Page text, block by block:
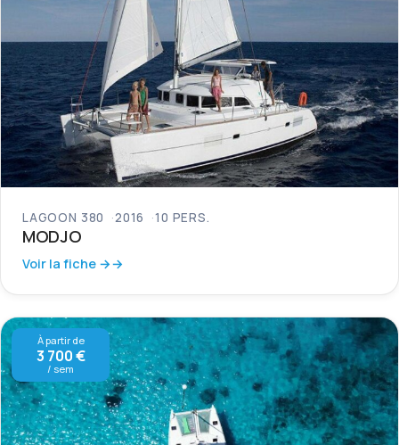
LAGOON 380 2016 10 PERS.
MODJO
Voir la fiche →
À partir de
3 700 €
/ sem